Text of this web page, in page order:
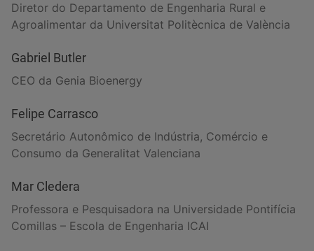
Diretor do Departamento de Engenharia Rural e
Agroalimentar da Universitat Politècnica de València
Gabriel Butler
CEO da Genia Bioenergy
Felipe Carrasco
Secretário Autonômico de Indústria, Comércio e
Consumo da Generalitat Valenciana
Mar Cledera
Professora e Pesquisadora na Universidade Pontifícia
Comillas – Escola de Engenharia ICAI